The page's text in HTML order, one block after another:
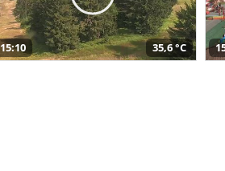
15:10 35,6 °C